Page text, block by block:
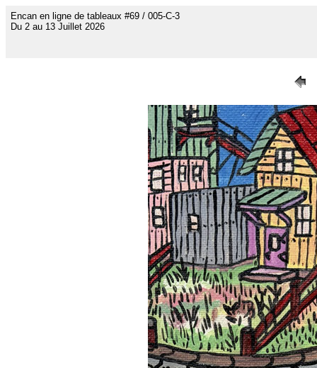
Encan en ligne de tableaux #69 / 005-C-3
Du 2 au 13 Juillet 2026